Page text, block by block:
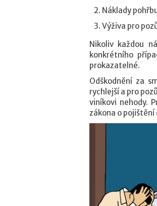
Náklady
Výživa pro
Nikoliv každou
konkrétního
prokazatelné.
Odškodnění za
rychlejší a pro
viníkovi nehody.
zákona o pojištění